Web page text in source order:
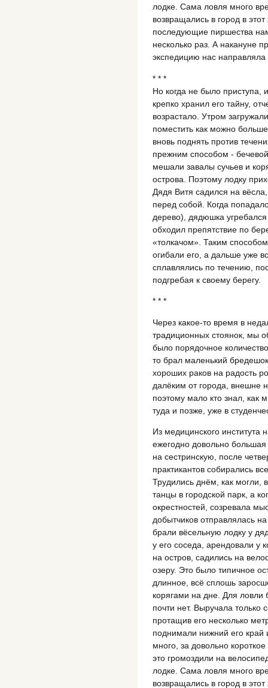
лодке. Сама ловля много
возвращались в город в
последующие пиршества
несколько раз. А накануне
экспедицию нас
* * *
Но когда не было приступа,
крепко хранил его тайну,
возрастало. Утром
поместить как можно
вновь поднять против
прежним способом -
мешали завалы сучьев и
острова. Поэтому лодку
Дядя Витя садился на
перед собой. Когда
дерево), дядюшка
обходил препятствие по
«толкачом». Таким
огибали его, а дальше уже
сплавлялись по течению,
подгребая к своему берегу.
* * *
Через какое-то время в
традиционных стоянок, мы
было порядочное
то брал маленький
хороших раков на радость
далёким от города, внешне
поэтому мало кто знал, как
туда и позже, уже в
Из медицинского института
ежегодно довольно большая
на сестринскую, после
практикантов собирались
Трудились днём, как могли,
танцы в городской парк, а
окрестностей, созревала
добытчиков отправлялась
брали вёсельную лодку у
у его соседа, арендовали у
на остров, садились на
озеру. Это было типичное
длинное, всё сплошь
корягами на дне. Для
почти нет. Выручала
протащив его несколько
поднимали нижний его
много, за довольно
это громоздили на
лодке. Сама ловля много
возвращались в город в